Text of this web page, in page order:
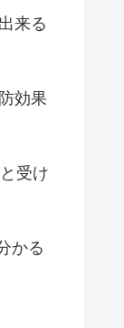
来る
効果
受け
かる